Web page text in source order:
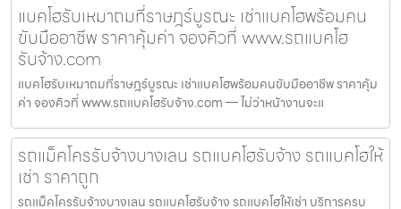
แบคโฮรับเหมาถมที่ราษฎร์บูรณะ เช่าแบคโฮพร้อมคน
ขับมืออาชีพ ราคาคุ้มค่า จองคิวที่ www.รถแบคโฮ
รับจ้าง.com
แบคโฮรับเหมาถมที่ราษฎร์บูรณะ เช่าแบคโฮพร้อมคนขับมืออาชีพ ราคาคุ้ม
ค่า จองคิวที่ www.รถแบคโฮรับจ้าง.com — ไม่ว่าหน้างานจะแ
รถแม็คโครรับจ้างบางเลน รถแบคโฮรับจ้าง รถแบคโฮให้
เช่า ราคาถูก
รถแม็คโครรับจ้างบางเลน รถแบคโฮรับจ้าง รถแบคโฮให้เช่า บริการครบ